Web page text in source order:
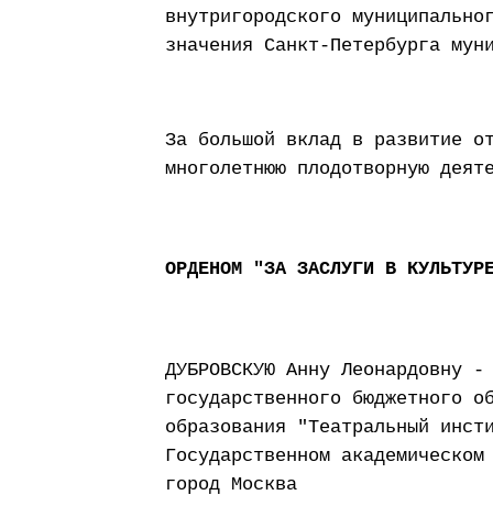
внутригородского
значения Санкт-Петербурга
За большой вклад в развитие
многолетнюю плодотворную
ОРДЕНОМ "ЗА ЗАСЛУГИ В
ДУБРОВСКУЮ Анну Леонардовну -
государственного бюджетного
образования "Театральный
Государственном
город Москва